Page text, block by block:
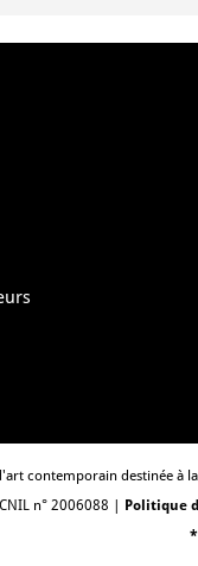
contemporain destinée à
n° 2006088 | Politique